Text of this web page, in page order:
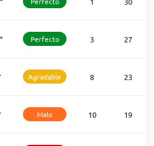
° Perfecto 3 27
Agradable 8 23
Malo 10 19